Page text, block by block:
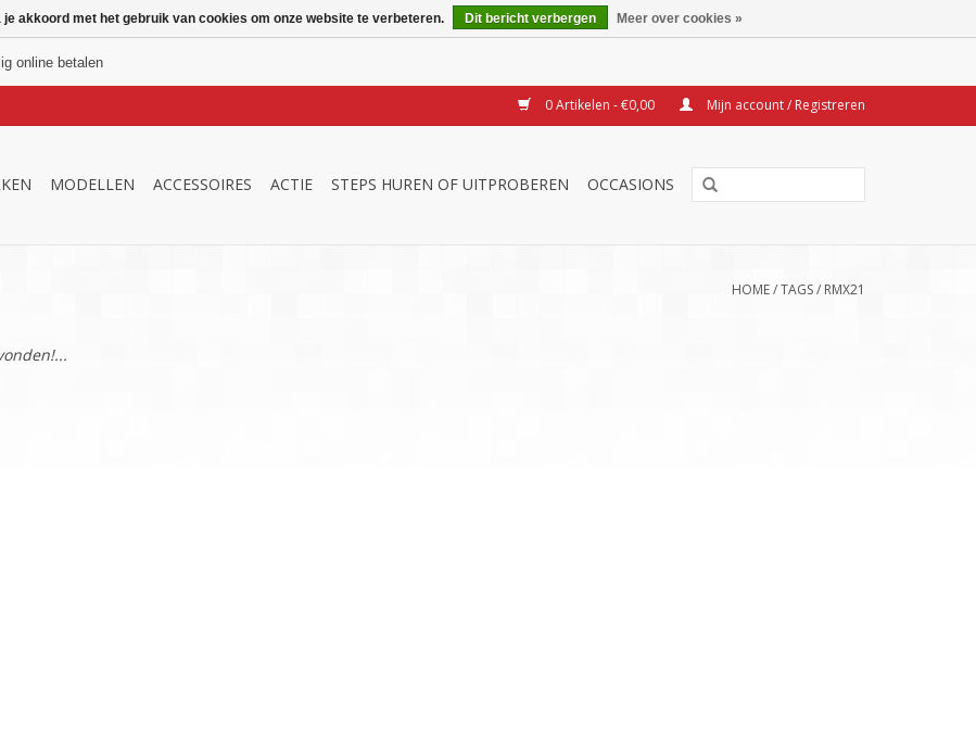
online betalen
0 Artikelen - €0,00 Mijn account / Registreren
MODELLEN ACCESSOIRES ACTIE STEPS HUREN OF UITPROBEREN OCCASIONS
HOME/TAGS/ RMX21
akkoord met het gebruik van cookies om onze website te verbeteren. Dit bericht verbergen Meer over cookies »